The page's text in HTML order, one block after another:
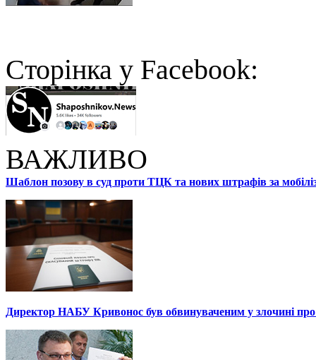
Cторінка у Facebook:
ВАЖЛИВО
Шаблон позову в суд проти ТЦК та нових штрафів за
Директор НАБУ Кривонос був обвинуваченим у злочині про